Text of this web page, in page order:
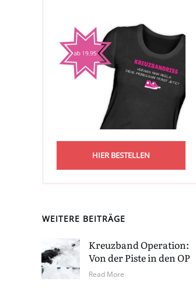
HIER BESTELLEN
WEITERE BEITRÄGE
Kreuzband Operation:
Von der Piste in den OP
Read More